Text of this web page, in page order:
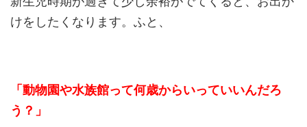
けをしたくなります。 ふと、
「動物園や水族館って何歳からいっていいんだろ
う？」